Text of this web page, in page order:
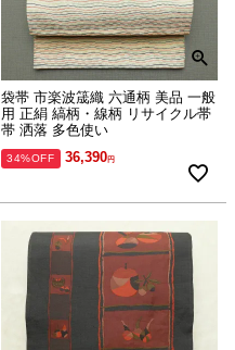
袋帯 市楽波筬織 六通柄 美品 一般
用 正絹 縞柄・線柄 リサイクル帯
帯 洒落 多色使い
34%OFF 36,390